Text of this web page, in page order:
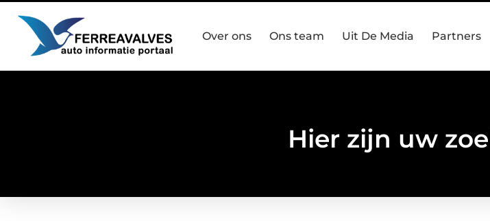
Over ons Ons team Uit De Media Partners
Hier zijn uw